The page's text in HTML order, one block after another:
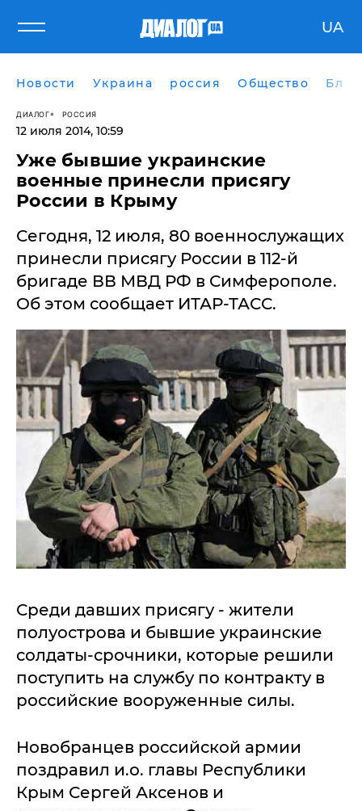
UA
Новости Украина россия Общество
ДИАЛОГ РОССИЯ
12 июля 2014, 10:59
Уже бывшие украинские
военные принесли присягу
России в Крыму
Сегодня, 12 июля, 80 военнослужащих
принесли присягу России в 112-й
бригаде ВВ МВД РФ в Симферополе.
Об этом сообщает ИТАР-ТАСС.
Среди давших присягу - жители
полуострова и бывшие украинские
солдаты-срочники, которые решили
поступить на службу по контракту в
российские вооруженные силы.
Новобранцев российской армии
поздравил и.о. главы Республики
Крым Сергей Аксенов и